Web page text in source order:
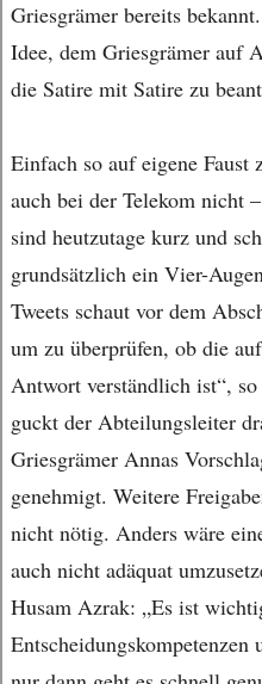
Griesgrämer bereits
Idee, dem Griesgrämer auf
die Satire mit Satire zu
Einfach so auf eigene
auch bei der Telekom nicht
sind heutzutage kurz und
grundsätzlich ein Vier-
Tweets schaut vor dem
um zu überprüfen, ob die
Antwort verständlich ist“,
guckt der Abteilungsleiter
Griesgrämer Annas
genehmigt. Weitere
nicht nötig. Anders wäre
auch nicht adäquat
Husam Azrak: „Es ist
Entscheidungskompetenzen